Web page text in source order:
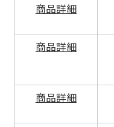
商品詳細
商品詳細
商品詳細